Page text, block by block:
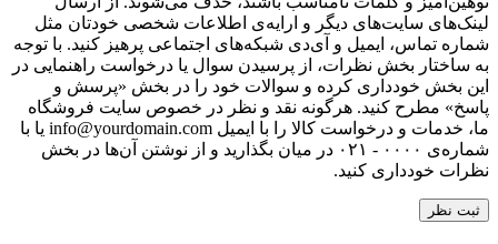
لینک‌های سایت‌های دیگر و ارایه‌ی اطلاعات شخصی خودتان مثل
شماره تماس، ایمیل و آی‌دی شبکه‌های اجتماعی پرهیز کنید. با توجه
به ساختار بخش نظرات، از پرسیدن سوال یا درخواست راهنمایی در
این بخش خودداری کرده و سوالات خود را در بخش «پرسش و
پاسخ» مطرح کنید. هرگونه نقد و نظر در خصوص سایت فروشگاه
ما، خدمات و درخواست کالا را با ایمیل info@yourdomain.com یا با
شماره‌ی ۰۰۰۰ - ۰۲۱ در میان بگذارید و از نوشتن آن‌ها در بخش
نظرات خودداری کنید.
ثبت نظر